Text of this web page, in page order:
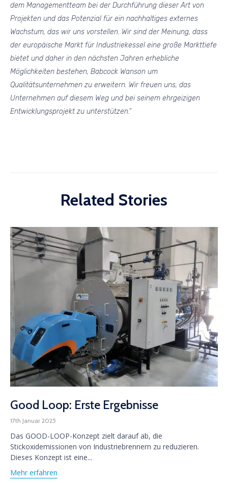
dem Managementteam bei der Durchführung dieser Art von
Projekten und das Potenzial für ein nachhaltiges externes
Wachstum, das wir uns vorstellen. Wir sind der Meinung, dass
der europäische Markt für Industriekessel eine große Markttiefe
bietet und daher in den nächsten Jahren erhebliche
Möglichkeiten bestehen, Babcock Wanson um
Qualitätsunternehmen zu erweitern. Wir freuen uns, das
Unternehmen auf diesem Weg und bei seinem ehrgeizigen
Entwicklungsprojekt zu unterstützen.“
Related Stories
Good Loop: Erste Ergebnisse
17th Januar 2025
Das GOOD-LOOP-Konzept zielt darauf ab, die
Stickoxidemissionen von Industriebrennern zu reduzieren.
Dieses Konzept ist eine...
Mehr erfahren